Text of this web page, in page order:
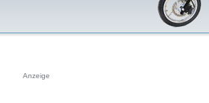
Anzeige